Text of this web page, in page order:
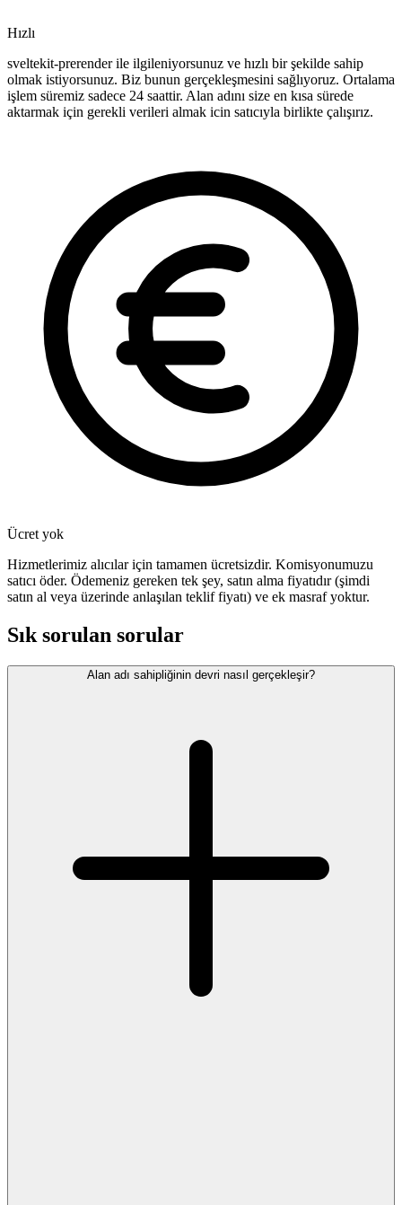
Hızlı
sveltekit-prerender ile ilgileniyorsunuz ve hızlı bir şekilde sahip
olmak istiyorsunuz. Biz bunun gerçekleşmesini sağlıyoruz. Ortalama
işlem süremiz sadece 24 saattir. Alan adını size en kısa sürede
aktarmak için gerekli verileri almak icin satıcıyla birlikte çalışırız.
Ücret yok
Hizmetlerimiz alıcılar için tamamen ücretsizdir. Komisyonumuzu
satıcı öder. Ödemeniz gereken tek şey, satın alma fiyatıdır (şimdi
satın al veya üzerinde anlaşılan teklif fiyatı) ve ek masraf yoktur.
Sık sorulan sorular
Alan adı sahipliğinin devri nasıl gerçekleşir?